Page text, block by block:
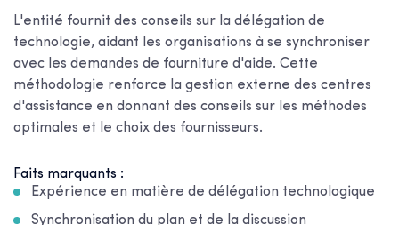
L'entité fournit des conseils sur la délégation de
technologie, aidant les organisations à se synchroniser
avec les demandes de fourniture d'aide. Cette
méthodologie renforce la gestion externe des centres
d'assistance en donnant des conseils sur les méthodes
optimales et le choix des fournisseurs.
Faits marquants :
Expérience en matière de délégation technologique
Synchronisation du plan et de la discussion